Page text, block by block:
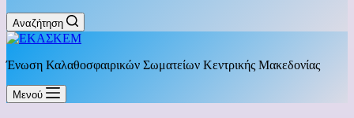
Αναζήτηση
Ένωση Καλαθοσφαιρικών Σωματείων Κεντρικής Μακεδονίας
Μενού